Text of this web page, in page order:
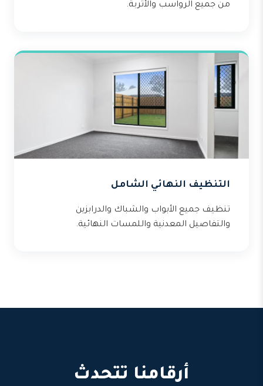
من جميع الرواسب والأتربة.
التنظيف النهائي الشامل
تنظيف جميع الأبواب والشباك والدرابزين
والتفاصيل المعدنية واللمسات النهائية.
أرقامنا تتحدث